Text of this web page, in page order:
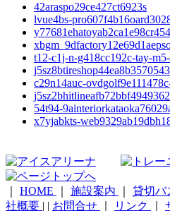
42araspo29ce427ct6923s
lvue4bs-
t12-c1j-n-g418cc192c-tay-
c29n14auc-
54t94-
x7yjabkts-
HOME 施設案内 貸切バ
社概要 | | お問合せ リンク